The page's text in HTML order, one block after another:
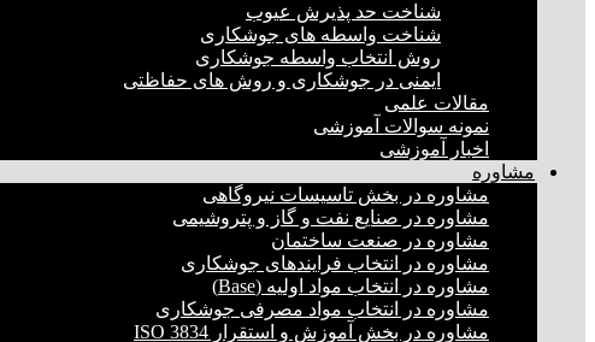
شناخت حد پذیرش عیوب
شناخت واسطه های جوشکاری
روش انتخاب واسطه جوشکاری
ایمنی در جوشکاری و روش های حفاظتی
مقالات علمی
نمونه سوالات آموزشی
اخبار آموزشی
مشاوره
مشاوره در بخش تاسیسات نیروگاهی
مشاوره در صنایع نفت و گاز و پتروشیمی
مشاوره در صنعت ساختمان
مشاوره در انتخاب فرایند‌های جوشکاری
مشاوره در انتخاب مواد اولیه (Base)
مشاوره در انتخاب مواد مصرفی جوشکاری
مشاوره در بخش آموزش و استقرار ISO 3834